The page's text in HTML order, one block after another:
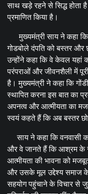
साथ खड़े रहने से सिद्ध होता
प्रमाणित किया है।
मुख्यमंत्री साय ने कहा कि
गोडबोले दंपति को बस्तर और
उन्होंने कहा कि वे केवल यहां
परंपराओं और जीवनशैली में
है। मुख्यमंत्री ने कहा कि
स्थापित करना इस बात का
अपनत्व और आत्मीयता का
स्वयं कहते हैं कि अब बस्तर
साय ने कहा कि वनवासी
और वे जानते हैं कि आश्रम के
आत्मीयता की भावना को
और उसके मूल उद्देश्य समाज
सहयोग पहुंचाने के विचार से